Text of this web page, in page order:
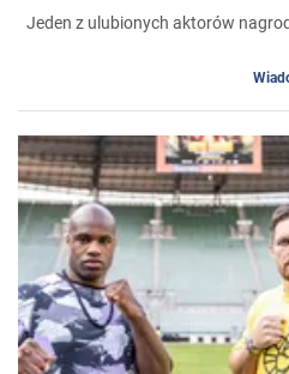
Jeden z ulubionych aktorów